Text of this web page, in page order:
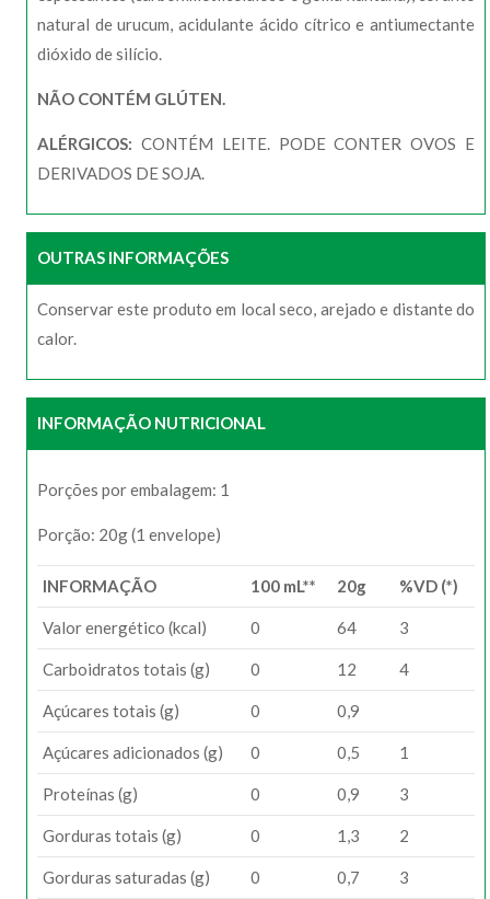
natural de urucum, acidulante ácido cítrico e antiumectante
dióxido de silício.
NÃO CONTÉM GLÚTEN.
ALÉRGICOS: CONTÉM LEITE. PODE CONTER OVOS E
DERIVADOS DE SOJA.
OUTRAS INFORMAÇÕES
Conservar este produto em local seco, arejado e distante do
calor.
INFORMAÇÃO NUTRICIONAL
Porções por embalagem: 1
Porção: 20g (1 envelope)
INFORMAÇÃO 100 mL** 20g %VD (*)
Valor energético (kcal) 0 64 3
Carboidratos totais (g) 0 12 4
Açúcares totais (g) 0 0,9
Açúcares adicionados (g) 0 0,5 1
Proteínas (g) 0 0,9 3
Gorduras totais (g) 0 1,3 2
Gorduras saturadas (g) 0 0,7 3